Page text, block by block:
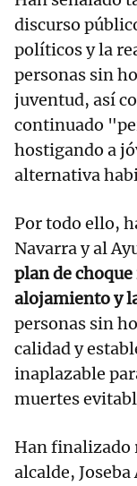
discurso
políticos y la
personas sin
juventud, así
continuado
hostigando a
alternativa
Por todo ello,
Navarra y al
plan de
alojamiento y
personas sin
calidad y
inaplazable
muertes
Han finalizado
alcalde,